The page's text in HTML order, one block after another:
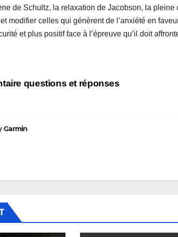
de Schultz, la relaxation de Jacobson, la
modifier celles qui génèrent de l’anxiété en
et plus positif face à l’épreuve qu’il doit
questions et réponses
Garmin